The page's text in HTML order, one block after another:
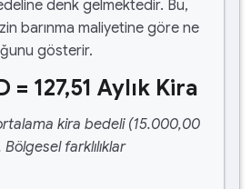
denk gelmektedir. Bu,
barınma maliyetine göre ne
gösterir.
= 127,51 Aylık Kira
kira bedeli (15.000,00
Bölgesel farklılıklar